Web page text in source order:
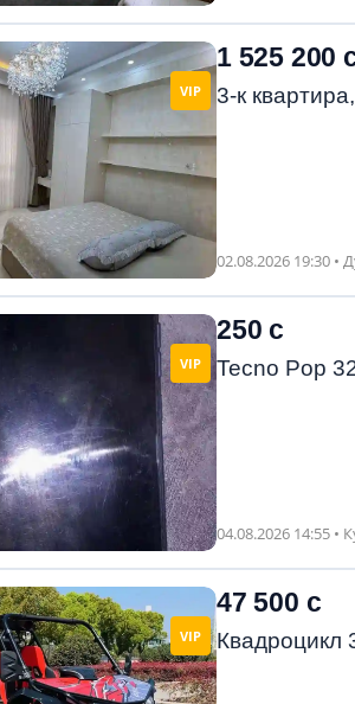
VIP
1 525 200
3-к
02.08.2026 19:30 •
VIP
250 с
Tecno Pop
04.08.2026 14:55 •
VIP
47 500 с
Квадроцикл